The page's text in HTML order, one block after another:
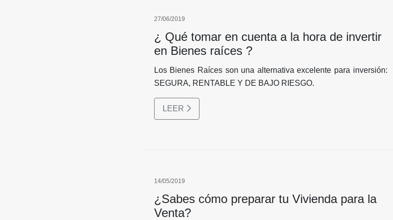
27/06/2019
¿ Qué tomar en cuenta a la hora de invertir
en Bienes raíces ?
Los Bienes Raíces son una alternativa excelente para inversión:
SEGURA, RENTABLE Y DE BAJO RIESGO.
LEER
14/05/2019
¿Sabes cómo preparar tu Vivienda para la
Venta?